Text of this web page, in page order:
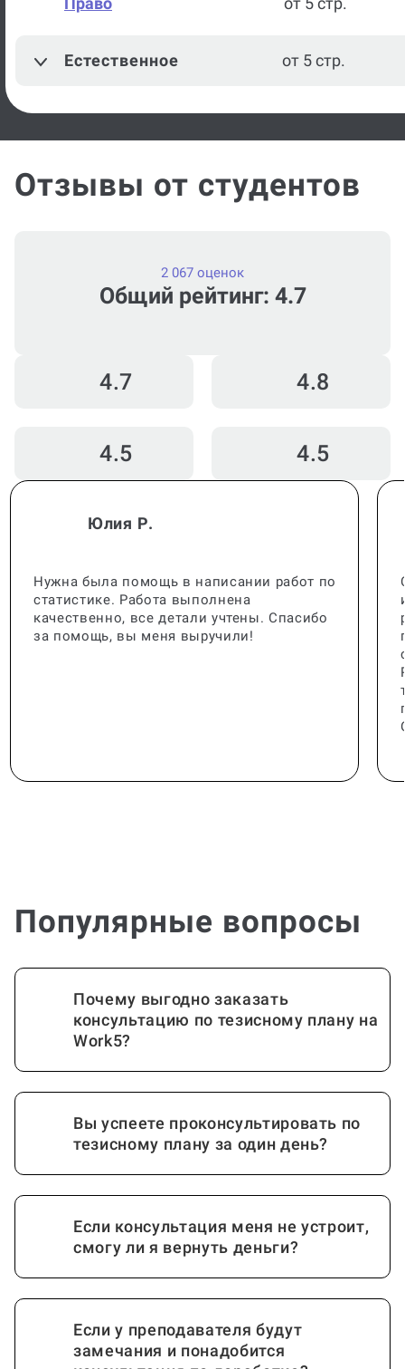
Естественное от 5 стр.
Отзывы от студентов
Общий рейтинг: 4.7
2 067 оценок
4.7 4.8
4.5 4.5
Юлия Р.
Нужна была помощь в написании работ по
статистике. Работа выполнена
качественно, все детали учтены. Спасибо
за помощь, вы меня выручили!
Популярные вопросы
Почему выгодно заказать
консультацию по тезисному плану на
Work5?
Вы успеете проконсультировать по
тезисному плану за один день?
Если консультация меня не устроит,
смогу ли я вернуть деньги?
Если у преподавателя будут
замечания и понадобится